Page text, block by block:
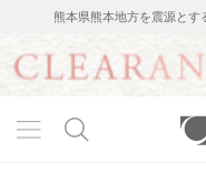
熊本県熊本地方を震源とす